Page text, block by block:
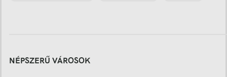
NÉPSZERŰ VÁROSOK